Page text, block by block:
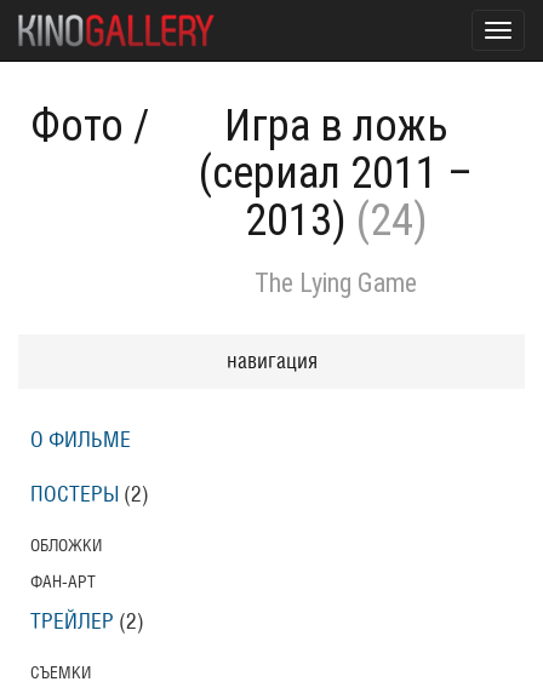
Фото /
Игра в ложь
(сериал 2011 –
2013) (24)
The Lying Game
навигация
О ФИЛЬМЕ
ПОСТЕРЫ (2)
ОБЛОЖКИ
ФАН-АРТ
ТРЕЙЛЕР (2)
СЪЕМКИ